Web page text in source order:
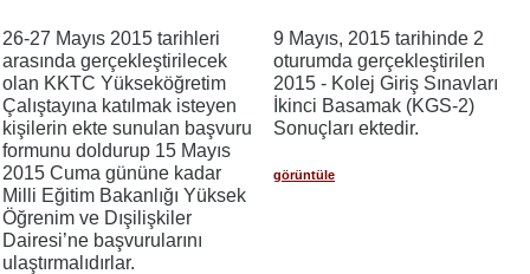
26-27 Mayıs 2015 tarihleri
arasında gerçekleştirilecek
olan KKTC Yükseköğretim
Çalıştayına katılmak isteyen
kişilerin ekte sunulan başvuru
formunu doldurup 15 Mayıs
2015 Cuma gününe kadar
Milli Eğitim Bakanlığı Yüksek
Öğrenim ve Dışilişkiler
Dairesi’ne başvurularını
ulaştırmalıdırlar.
9 Mayıs, 2015 tarihinde 2
oturumda gerçekleştirilen
2015 - Kolej Giriş Sınavları
İkinci Basamak (KGS-2)
Sonuçları ektedir.
görüntüle